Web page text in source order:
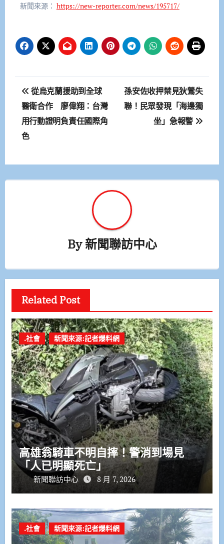
新聞來源： https://new-reporter.com/news/195717/
文
章
導
覽
從烏克蘭援助到全球
醫衛合作 廖偉翔：台灣
用行動證明負責任國際角
色
孫安佐收押禁見狄鶯失
聯！民眾發現「海邊獨
坐」急報警
By新聞聯訪中心
Related Post
.社會 新聞來源:記者爆料網
高雄翁騎車不明自摔！警消到場見
「人已明顯死亡」
新聞聯訪中心 8 月 7, 2026
.社會 新聞來源:記者爆料網